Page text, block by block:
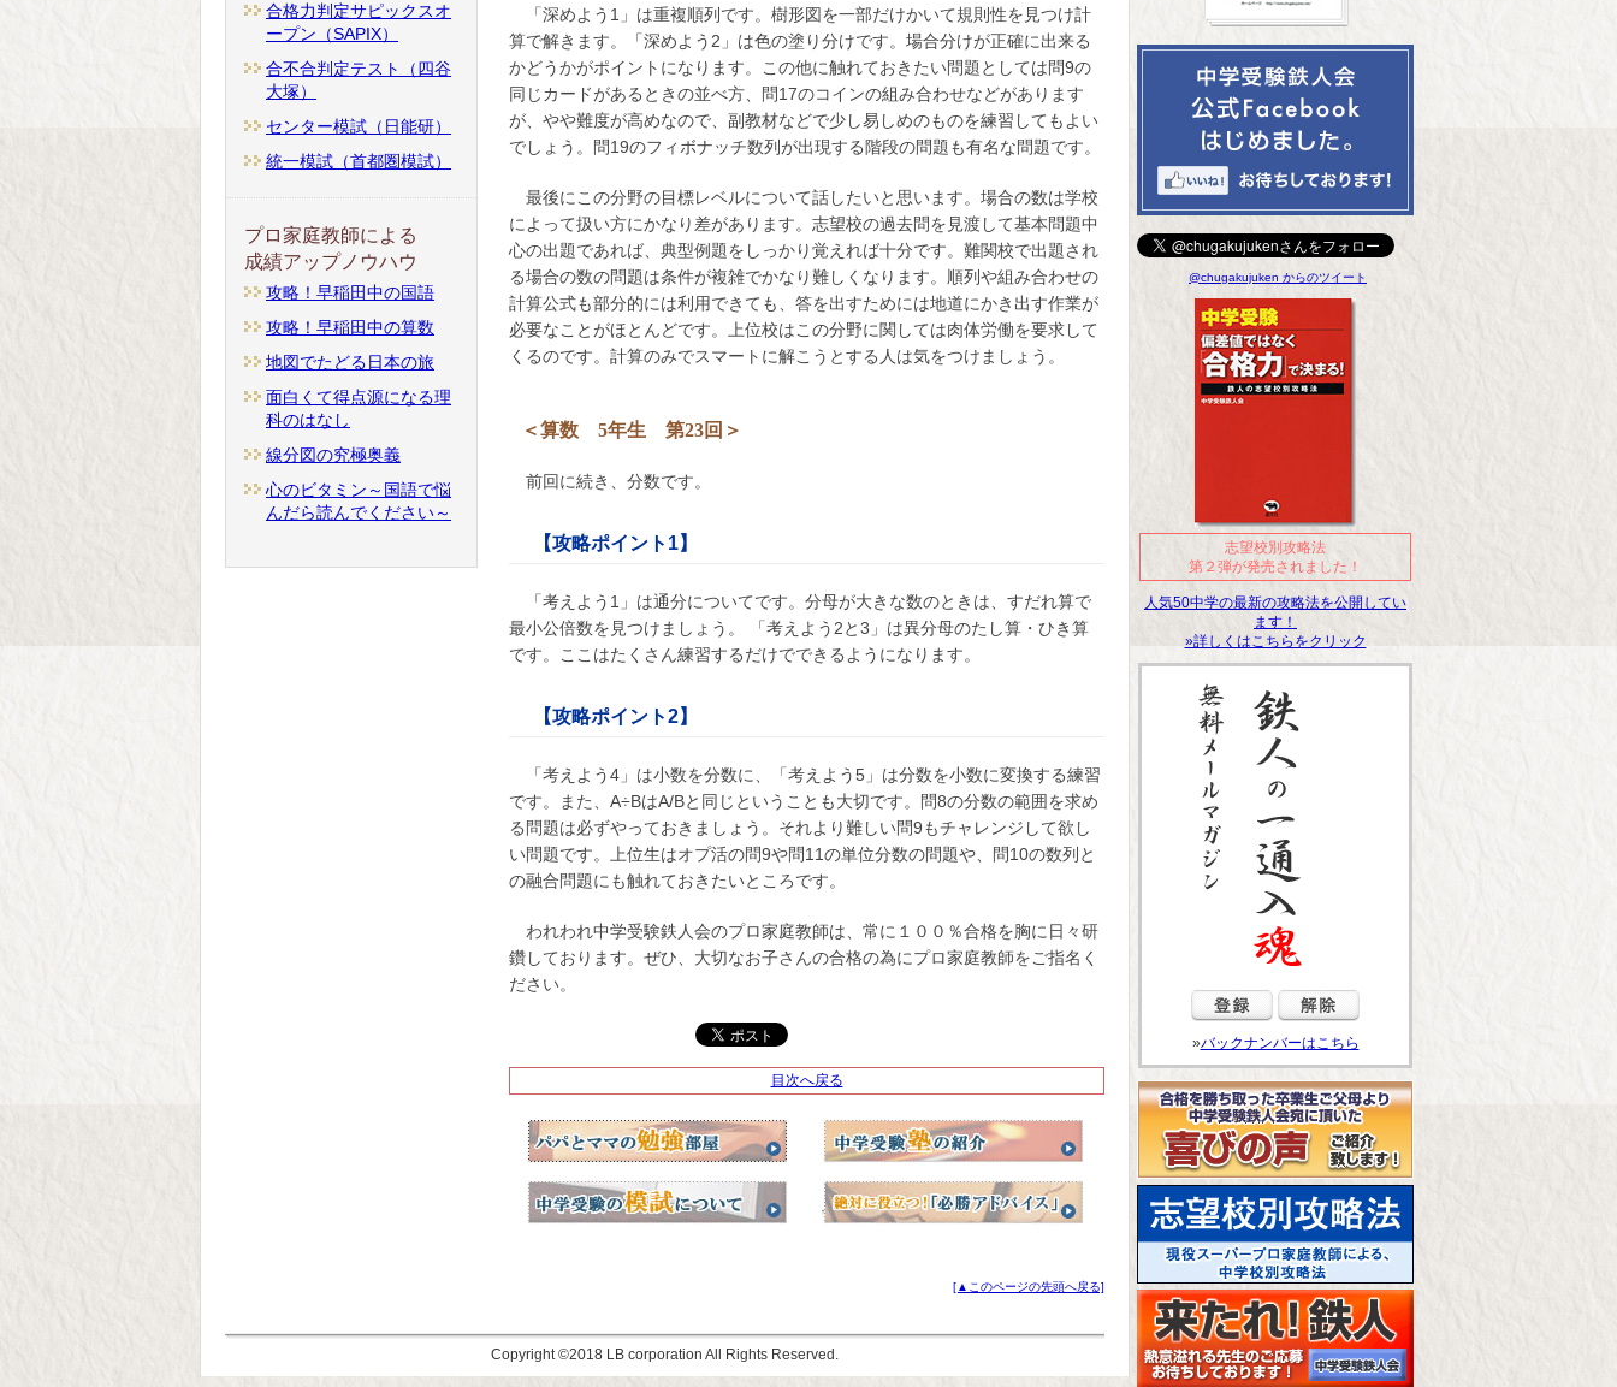
「深めよう1」は重複順列です。樹形図を一部だけかいて規則性を見つけ計
算で解きます。「深めよう2」は色の塗り分けです。場合分けが正確に出来る
かどうかがポイントになります。この他に触れておきたい問題としては問9の
同じカードがあるときの並べ方、問17のコインの組み合わせなどがあります
が、やや難度が高めなので、副教材などで少し易しめのものを練習してもよい
でしょう。問19のフィボナッチ数列が出現する階段の問題も有名な問題です。
最後にこの分野の目標レベルについて話したいと思います。場合の数は学校
によって扱い方にかなり差があります。志望校の過去問を見渡して基本問題中
心の出題であれば、典型例題をしっかり覚えれば十分です。難関校で出題され
る場合の数の問題は条件が複雑でかなり難しくなります。順列や組み合わせの
計算公式も部分的には利用できても、答を出すためには地道にかき出す作業が
必要なことがほとんどです。上位校はこの分野に関しては肉体労働を要求して
くるのです。計算のみでスマートに解こうとする人は気をつけましょう。
＜算数 5年生 第23回＞
前回に続き、分数です。
【攻略ポイント1】
「考えよう1」は通分についてです。分母が大きな数のときは、すだれ算で
最小公倍数を見つけましょう。 「考えよう2と3」は異分母のたし算・ひき算
です。ここはたくさん練習するだけでできるようになります。
【攻略ポイント2】
「考えよう4」は小数を分数に、「考えよう5」は分数を小数に変換する練習
です。また、A÷BはA/Bと同じということも大切です。問8の分数の範囲を求め
る問題は必ずやっておきましょう。それより難しい問9もチャレンジして欲し
い問題です。上位生はオプ活の問9や問11の単位分数の問題や、問10の数列と
の融合問題にも触れておきたいところです。
われわれ中学受験鉄人会のプロ家庭教師は、常に１００％合格を胸に日々研
鑽しております。ぜひ、大切なお子さんの合格の為にプロ家庭教師をご指名く
ださい。
目次へ戻る
[▲このページの先頭へ戻る]
合格力判定サピックスオ
ープン（SAPIX）
合不合判定テスト（四谷
大塚）
センター模試（日能研）
統一模試（首都圏模試）
プロ家庭教師による
成績アップノウハウ
攻略！早稲田中の国語
攻略！早稲田中の算数
地図でたどる日本の旅
面白くて得点源になる理
科のはなし
線分図の究極奥義
心のビタミン～国語で悩
んだら読んでください～
Copyright © LB corporation All Rights Reserved.
@chugakujuken からのツイート
志望校別攻略法
第２弾が発売されました！
人気50中学の最新の攻略法を公開してい
ます！
»詳しくはこちらをクリック
»バックナンバーはこちら